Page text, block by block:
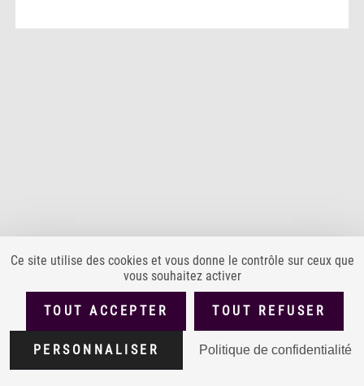
PLAN DU SITE ACCESSIBILITÉ : PARTIELLEMENT CONFORME
MENTIONS LÉGALES POLITIQUE DE CONFIDENTIALITÉ
Version
1.4.0
Ce site utilise des cookies et vous donne le contrôle sur ceux que
vous souhaitez activer
TOUT ACCEPTER TOUT REFUSER
PERSONNALISER Politique de confidentialité